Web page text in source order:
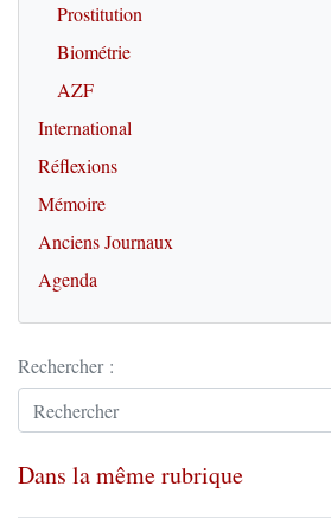
Prostitution
Biométrie
AZF
International
Réflexions
Mémoire
Anciens Journaux
Agenda
Rechercher :
Dans la même rubrique